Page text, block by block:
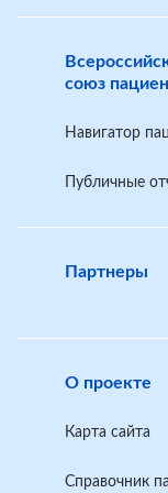
Шаблон
Главного бюро
Шаблон
(Москва)
союз
Навигатор
Публичные
Партнеры
О проекте
Карта сайта
Справочник